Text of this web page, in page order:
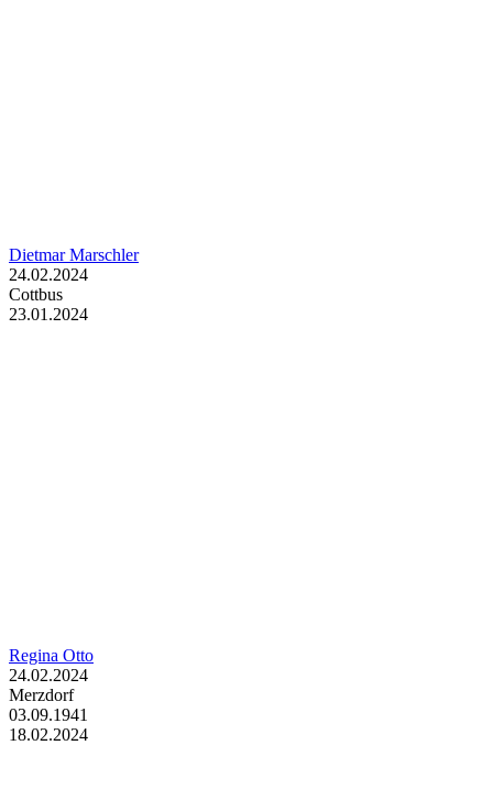
Dietmar Marschler
24.02.2024
Cottbus
23.01.2024
Regina Otto
24.02.2024
Merzdorf
03.09.1941
18.02.2024